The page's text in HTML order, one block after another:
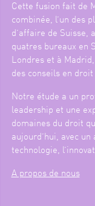
Cette fusion fait de
combinée, l’un des
d’affaire de Suisse,
quatres bureaux en
Londres et à
des conseils en
Notre étude a un
leadership et une
domaines du droit
aujourd’hui, avec
technologie,
A propos de nous